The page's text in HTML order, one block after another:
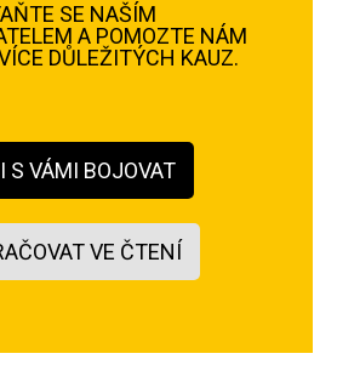
SE NAŠÍM
A POMOZTE NÁM
DŮLEŽITÝCH KAUZ.
S VÁMI BOJOVAT
VE ČTENÍ